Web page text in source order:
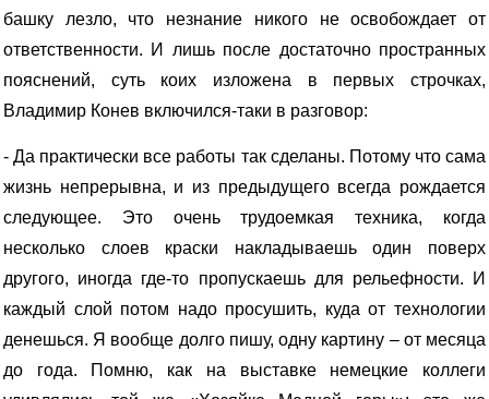
башку лезло, что незнание никого не освобождает от
ответственности. И лишь после достаточно пространных
пояснений, суть коих изложена в первых строчках,
Владимир Конев включился-таки в разговор:
- Да практически все работы так сделаны. Потому что сама
жизнь непрерывна, и из предыдущего всегда рождается
следующее. Это очень трудоемкая техника, когда
несколько слоев краски накладываешь один поверх
другого, иногда где-то пропускаешь для рельефности. И
каждый слой потом надо просушить, куда от технологии
денешься. Я вообще долго пишу, одну картину – от месяца
до года. Помню, как на выставке немецкие коллеги